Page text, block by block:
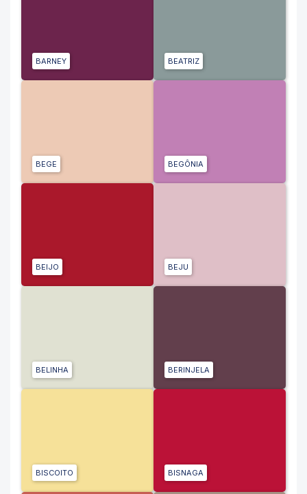
BARNEY BEATRIZ
BEGE BEGÔNIA
BEIJO BEJU
BELINHA BERINJELA
BISCOITO BISNAGA